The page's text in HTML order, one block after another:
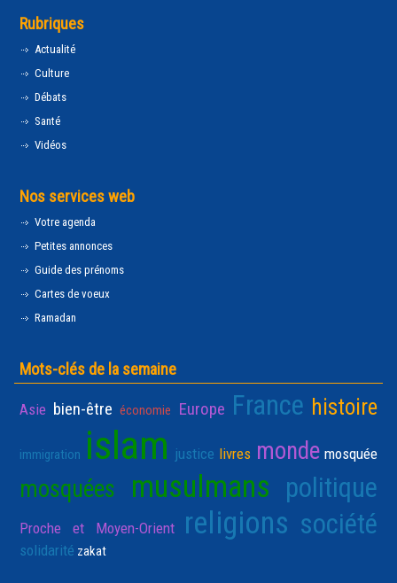
Rubriques
Actualité
Culture
Débats
Santé
Vidéos
Nos services web
Votre agenda
Petites annonces
Guide des prénoms
Cartes de voeux
Ramadan
Mots-clés de la semaine
Asie bien-être économie Europe France histoire
immigration islam justice livres monde mosquée
mosquées musulmans politique
Proche et Moyen-Orient religions société
solidarité zakat